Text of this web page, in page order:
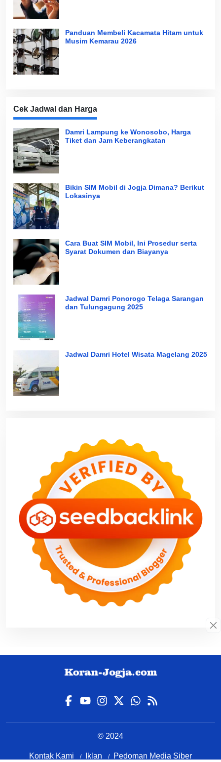
Panduan Membeli Kacamata Hitam untuk
Musim Kemarau 2026
Cek Jadwal dan Harga
Damri Lampung ke Wonosobo, Harga
Tiket dan Jam Keberangkatan
Bikin SIM Mobil di Jogja Dimana? Berikut
Lokasinya
Cara Buat SIM Mobil, Ini Prosedur serta
Syarat Dokumen dan Biayanya
Jadwal Damri Ponorogo Telaga Sarangan
dan Tulungagung 2025
Jadwal Damri Hotel Wisata Magelang 2025
© 2024
Kontak Kami Iklan Pedoman Media Siber